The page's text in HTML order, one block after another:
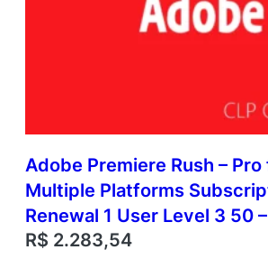
Adobe Premiere Rush –
Multiple Platforms
Renewal 1 User Level 3 50
R$ 2.283,54